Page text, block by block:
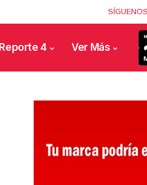
SÍGUENOS
Reporte 4 Ver Más